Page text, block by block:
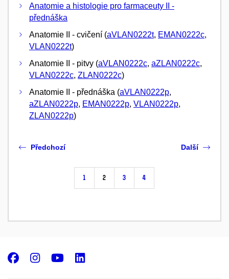
Anatomie a histologie pro farmaceuty II -
přednáška
Anatomie II - cvičení (aVLAN0222t, EMAN0222c,
VLAN0222t)
Anatomie II - pitvy (aVLAN0222c, aZLAN0222c,
VLAN0222c, ZLAN0222c)
Anatomie II - přednáška (aVLAN0222p,
aZLAN0222p, EMAN0222p, VLAN0222p,
ZLAN0222p)
Předchozí
1 2 3 4
Další
Facebook
Instagram
Youtube